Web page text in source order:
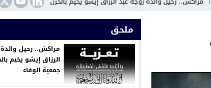
ملحق
مراكش.. رحيل
الرزاق إيشو يخيم
جمعية الوفاء